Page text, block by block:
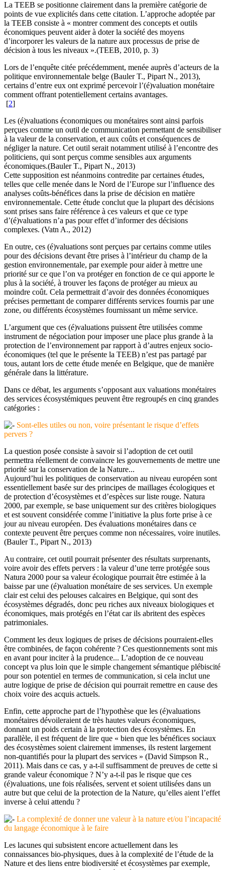
La TEEB se positionne clairement dans la première catégorie de
points de vue explicités dans cette citation. L’approche adoptée par
la TEEB consiste à « montrer comment des concepts et outils
économiques peuvent aider à doter la société des moyens
d’incorporer les valeurs de la nature aux processus de prise de
décision à tous les niveaux ».(TEEB, 2010, p. 3)
Lors de l’enquête citée précédemment, menée auprès d’acteurs de la
politique environnementale belge (Bauler T., Pipart N., 2013),
certains d’entre eux ont exprimé percevoir l’(é)valuation monétaire
comment offrant potentiellement certains avantages.
[2]
Les (é)valuations économiques ou monétaires sont ainsi parfois
perçues comme un outil de communication permettant de sensibiliser
à la valeur de la conservation, et aux coûts et conséquences de
négliger la nature. Cet outil serait notamment utilisé à l’encontre des
politiciens, qui sont perçus comme sensibles aux arguments
économiques.(Bauler T., Pipart N., 2013)
Cette supposition est néanmoins contredite par certaines études,
telles que celle menée dans le Nord de l’Europe sur l’influence des
analyses coûts-bénéfices dans la prise de décision en matière
environnementale. Cette étude conclut que la plupart des décisions
sont prises sans faire référence à ces valeurs et que ce type
d’(é)valuations n’a pas pour effet d’informer des décisions
complexes. (Vatn A., 2012)
En outre, ces (é)valuations sont perçues par certains comme utiles
pour des décisions devant être prises à l’intérieur du champ de la
gestion environnementale, par exemple pour aider à mettre une
priorité sur ce que l’on va protéger en fonction de ce qui apporte le
plus à la société, à trouver les façons de protéger au mieux au
moindre coût. Cela permettrait d’avoir des données économiques
précises permettant de comparer différents services fournis par une
zone, ou différents écosystèmes fournissant un même service.
L’argument que ces (é)valuations puissent être utilisées comme
instrument de négociation pour imposer une place plus grande à la
protection de l’environnement par rapport à d’autres enjeux socio-
économiques (tel que le présente la TEEB) n’est pas partagé par
tous, autant lors de cette étude menée en Belgique, que de manière
générale dans la littérature.
Dans ce débat, les arguments s’opposant aux valuations monétaires
des services écosystémiques peuvent être regroupés en cinq grandes
catégories :
Sont-elles utiles ou non, voire présentant le risque d’effets
pervers ?
La question posée consiste à savoir si l’adoption de cet outil
permettra réellement de convaincre les gouvernements de mettre une
priorité sur la conservation de la Nature...
Aujourd’hui les politiques de conservation au niveau européen sont
essentiellement basée sur des principes de maillages écologiques et
de protection d’écosystèmes et d’espèces sur liste rouge. Natura
2000, par exemple, se base uniquement sur des critères biologiques
et est souvent considérée comme l’initiative la plus forte prise à ce
jour au niveau européen. Des évaluations monétaires dans ce
contexte peuvent être perçues comme non nécessaires, voire inutiles.
(Bauler T., Pipart N., 2013)
Au contraire, cet outil pourrait présenter des résultats surprenants,
voire avoir des effets pervers : la valeur d’une terre protégée sous
Natura 2000 pour sa valeur écologique pourrait être estimée à la
baisse par une (é)valuation monétaire de ses services. Un exemple
clair est celui des pelouses calcaires en Belgique, qui sont des
écosystèmes dégradés, donc peu riches aux niveaux biologiques et
économiques, mais protégés en l’état car ils abritent des espèces
patrimoniales.
Comment les deux logiques de prises de décisions pourraient-elles
être combinées, de façon cohérente ? Ces questionnements sont mis
en avant pour inciter à la prudence... L’adoption de ce nouveau
concept va plus loin que le simple changement sémantique plébiscité
pour son potentiel en termes de communication, si cela inclut une
autre logique de prise de décision qui pourrait remettre en cause des
choix voire des acquis actuels.
Enfin, cette approche part de l’hypothèse que les (é)valuations
monétaires dévoileraient de très hautes valeurs économiques,
donnant un poids certain à la protection des écosystèmes. En
parallèle, il est fréquent de lire que « bien que les bénéfices sociaux
des écosystèmes soient clairement immenses, ils restent largement
non-quantifiés pour la plupart des services » (David Simpson R.,
2011). Mais dans ce cas, y a-t-il suffisamment de preuves de cette si
grande valeur économique ? N’y a-t-il pas le risque que ces
(é)valuations, une fois réalisées, servent et soient utilisées dans un
autre but que celui de la protection de la Nature, qu’elles aient l’effet
inverse à celui attendu ?
La complexité de donner une valeur à la nature et/ou l’incapacité
du langage économique à le faire
Les lacunes qui subsistent encore actuellement dans les
connaissances bio-physiques, dues à la complexité de l’étude de la
Nature et des liens entre biodiversité et écosystèmes par exemple,